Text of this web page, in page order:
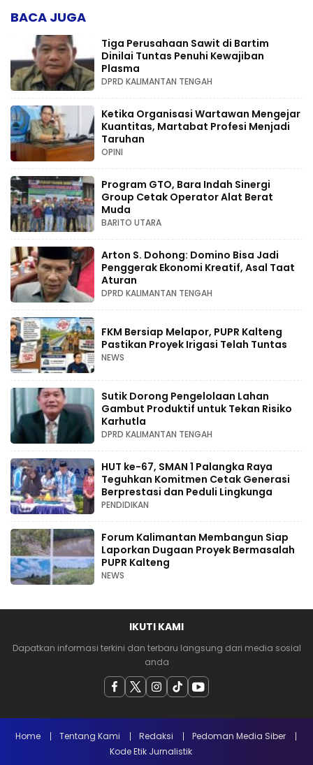
BACA JUGA
Tiga Perusahaan Sawit di Bartim
Dinilai Tuntas Penuhi Kewajiban
Plasma
DPRD KALIMANTAN TENGAH
Ketika Organisasi Wartawan Mengejar
Kuantitas, Martabat Profesi Menjadi
Taruhan
OPINI
Program GTO, Bara Indah Sinergi
Group Cetak Operator Alat Berat
Muda
BARITO UTARA
Arton S. Dohong: Domino Bisa Jadi
Penggerak Ekonomi Kreatif, Asal Taat
Aturan
DPRD KALIMANTAN TENGAH
FKM Bersiap Melapor, PUPR Kalteng
Pastikan Proyek Irigasi Telah Tuntas
NEWS
Sutik Dorong Pengelolaan Lahan
Gambut Produktif untuk Tekan Risiko
Karhutla
DPRD KALIMANTAN TENGAH
HUT ke-67, SMAN 1 Palangka Raya
Teguhkan Komitmen Cetak Generasi
Berprestasi dan Peduli Lingkunga
PENDIDIKAN
Forum Kalimantan Membangun Siap
Laporkan Dugaan Proyek Bermasalah
PUPR Kalteng
NEWS
IKUTI KAMI
Dapatkan informasi terkini dan terbaru langsung dari media sosial
anda
Home Tentang Kami Redaksi
Pedoman Media Siber
Kode Etik Jurnalistik